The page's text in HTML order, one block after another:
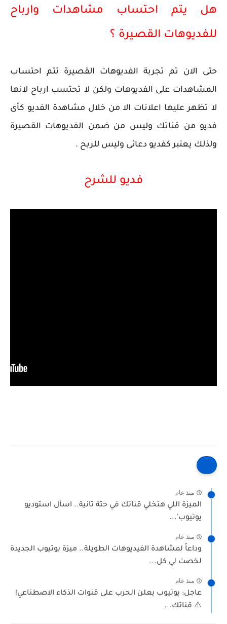
هل يتم احتساب مشاهدات و
للفديوهات القصيرة ؟
ولذلك يعتبر كفديو دعائى وليس للربح .
فديو للشرح
منذ عام
الميزة اللي هتخلي قناتك في حتة تانية.. اسأل استوديو
يوتيوب'...
منذ عام
وداعاً لمشاهدة الفيديوهات الطويلة.. ميزة يوتيوب الجديدة
لخصت لي كل...
منذ عام
عاجل: يوتيوب يعلن الحرب على قنوات الذكاء الاصطناعي!
⚠️ قناتك...